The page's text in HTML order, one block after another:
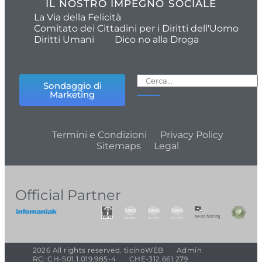
IL NOSTRO IMPEGNO SOCIALE
La Via della Felicità
Comitato dei Cittadini per i Diritti dell'Uomo
Diritti Umani
Dico no alla Droga
Sondaggio di
Marketing
Termini e Condizioni
Privacy Policy
Sitemaps
Legal
Official Partner
2026 All rights reserved. ticinoWEB
Admin
RC: CH-501.1.019.985-4
CHE-312.661.279